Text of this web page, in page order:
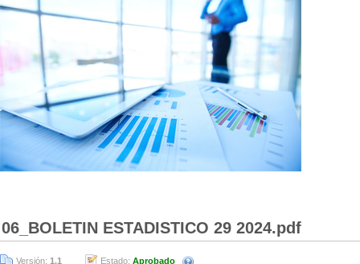
06_BOLETIN ESTADISTICO 29 2024.pdf
Versión: 1.1 Estado: Aprobado